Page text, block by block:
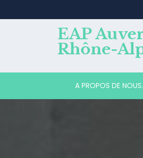
EAP
Rhône-
A PROPOS DE NOUS.